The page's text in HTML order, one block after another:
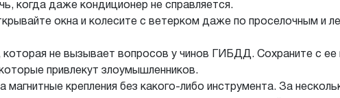
когда даже кондиционер не справляется.
окна и колесите с ветерком даже по проселочным и
которая не вызывает вопросов у чинов ГИБДД. Сохраните с
привлекут злоумышленников.
магнитные крепления без какого-либо инструмента. За